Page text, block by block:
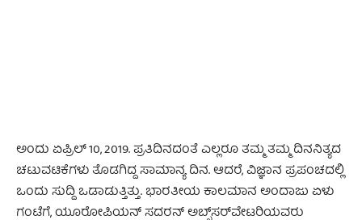
ಅಂದು ಏಪ್ರಿಲ್ 10, 2019. ಪ್ರತಿದಿನದಂತೆ ಎಲ್ಲರೂ ತಮ್ಮ ತಮ್ಮ ದಿನನಿತ್ಯದ
ಚಟುವಟಿಕೆಗಳು ತೊಡಗಿದ್ದ ಸಾಮಾನ್ಯ ದಿನ. ಆದರೆ, ವಿಜ್ಞಾನ ಪ್ರಪಂಚದಲ್ಲಿ
ಒಂದು ಸುದ್ದಿ ಒಡಾಡುತ್ತಿತ್ತು. ಭಾರತೀಯ ಕಾಲಮಾನ ಅಂದಾಜು ಏಳು
ಗಂಟೆಗೆ, ಯೂರೋಪಿಯನ್ ಸದರನ್ ಅಬ್ಸ್‌ಸರ್‌ವೇಟರಿಯವರು